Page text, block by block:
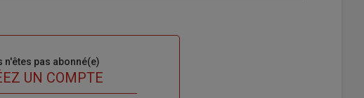
n'êtes pas abonné(e)
UN COMPTE